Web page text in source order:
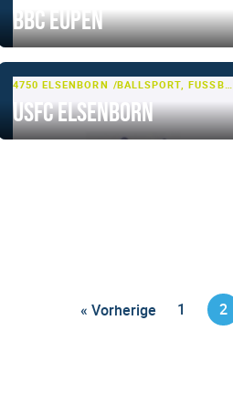
BBC Eupen
4750 ELSENBORN BALLSPORT, FUSSBALL
USFC Elsenborn
« Vorherige 1 2